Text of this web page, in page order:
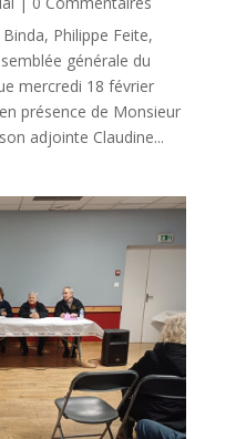
Philippe Feite,
générale du
mercredi 18 février
présence de Monsieur
adjointe Claudine...